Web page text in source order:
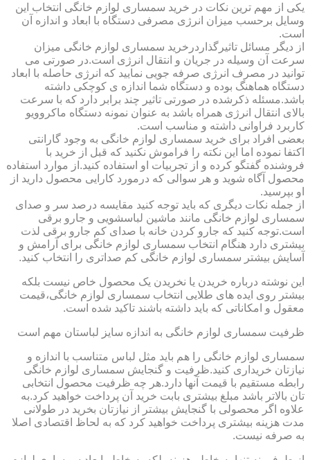
یکی از مهم ترین نکات در خرید سمساری لوازم خانگی انتخاب این
وسایل برحسب میزان انرژی مصرفی دستگاه با ابعاد و اندازه آن
است.
از دیگر مسائل تاثیرگذاردرخرید سمساری لوازم خانگی میزان
سرعت آن وسیله در جریان و انتقال انرژی است.در صورتی می
توانید در مصرف انرژی صرفه جویی نمایید که انرژی حاصله با ابعاد
دستگاه هماهنگ بوده و دستگاه شما اندازه ی کوچکی داشته
باشد.مسئله ذکرشده در صورتی تاثیر چند برابر دارد که با سرعت
بالای انتقال انرژی همراه باشد به عنوان نمونه دستگاه ماکروویو
کاربرد فراوانی داشته و مناسب است.
بعضی افراد برای خرید سمساری لوازم خانگی به وجود گارانتی
اکتفا نموده اما این نکته را فراموش نکنید که قبل از خرید با
فروشنده گفتگو کرده و از تجربیات او استفاده کنید.از موارد استفاده
محصول آگاه شوید و هر سوالی که درمورد کارایی محصول دارید از
او بپرسید.
از جمله نکات دیگری که باید توجه کنید مقایسه درصد سر و صدای
سمساری لوازم خانگی مانند ماشین لباسشویی و جارو برقی
است.توجه کنید که جارو کردن خانه با صدای کم جارو برقی لذت
بیشتری دارد هنگام انتخاب سمساری لوازم خانگی برای آرامش و
آسایش بیشتر سمساری لوازم خانگی کم صداتری را انتخاب کنید.
این نوشته درباره خریدن یا نخریدن یک محصول خاص نیست بلکه
بیشتر روی ایده های طلایی انتخاب سمساری لوازم خانگی،قیمت
معقول و امکاناتی که باید داشته باشند تاکید شده است.
ظرفیت سمساری لوازم خانگی به اندازه سایز لباستان مهم است
سمساری لوازم خانگی را هم باید مثل لباس متناسب با اندازه و
نیازتان خریداری کنید.ظرفیت و گنجایش سمساری لوازم خانگی
رابطه مستقیم با قیمت آنها دارد.هر چه ظرفیت محصول انتخابی
تان بالاتر باشد مبلغ بیشتری بابت خرید آن پرداخت خواهید کرد.به
علاوه اگر محصولی با گنجایش بیشتر از نیازتان بخرید در طولانی
مدت هزینه بیشتری پرداخت خواهید کرد که به لحاظ اقتصادی اصلا
به صرفه نیست.